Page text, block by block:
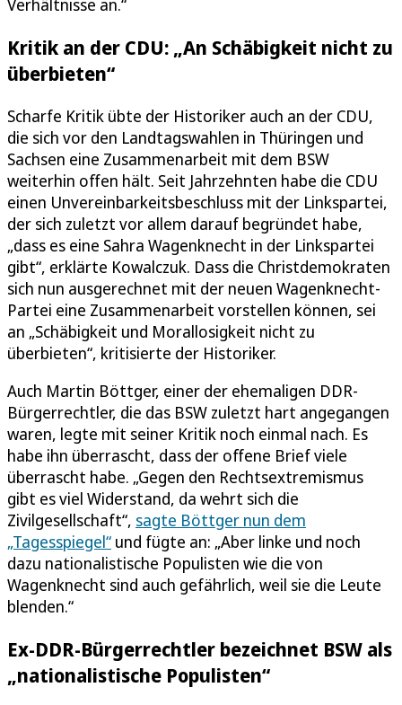
Kritik an der CDU: „An Schäbigkeit nicht zu
überbieten“
Scharfe Kritik übte der Historiker auch an der CDU,
die sich vor den Landtagswahlen in Thüringen und
Sachsen eine Zusammenarbeit mit dem BSW
weiterhin offen hält. Seit Jahrzehnten habe die CDU
einen Unvereinbarkeitsbeschluss mit der Linkspartei,
der sich zuletzt vor allem darauf begründet habe,
„dass es eine Sahra Wagenknecht in der Linkspartei
gibt“, erklärte Kowalczuk. Dass die Christdemokraten
sich nun ausgerechnet mit der neuen Wagenknecht-
Partei eine Zusammenarbeit vorstellen können, sei
an „Schäbigkeit und Morallosigkeit nicht zu
überbieten“, kritisierte der Historiker.
Auch Martin Böttger, einer der ehemaligen DDR-
Bürgerrechtler, die das BSW zuletzt hart angegangen
waren, legte mit seiner Kritik noch einmal nach. Es
habe ihn überrascht, dass der offene Brief viele
überrascht habe. „Gegen den Rechtsextremismus
gibt es viel Widerstand, da wehrt sich die
Zivilgesellschaft“, sagte Böttger nun dem
„Tagesspiegel“ und fügte an: „Aber linke und noch
dazu nationalistische Populisten wie die von
Wagenknecht sind auch gefährlich, weil sie die Leute
blenden.“
Ex-DDR-Bürgerrechtler bezeichnet BSW als
„nationalistische Populisten“